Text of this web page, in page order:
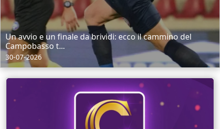
Un avvio e un finale da brividi: ecco il cammino del
Campobasso t...
30-07-2026